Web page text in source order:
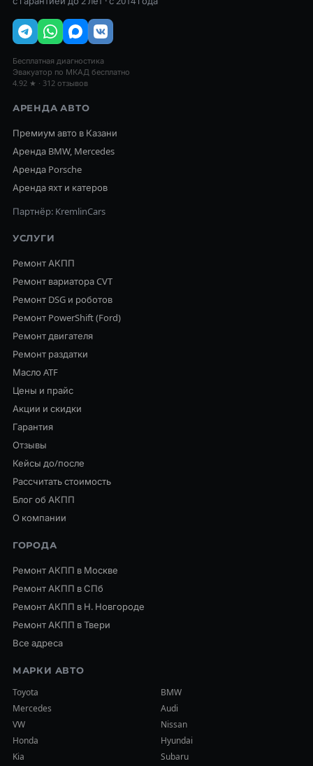
Бесплатная диагностика
Эвакуатор по МКАД бесплатно
4.92 ★ · 312 отзывов
АРЕНДА АВТО
Премиум авто в Казани
Аренда BMW, Mercedes
Аренда Porsche
Аренда яхт и катеров
Партнёр: KremlinCars
УСЛУГИ
Ремонт АКПП
Ремонт вариатора CVT
Ремонт DSG и роботов
Ремонт PowerShift (Ford)
Ремонт двигателя
Ремонт раздатки
Масло ATF
Цены и прайс
Акции и скидки
Гарантия
Отзывы
Кейсы до/после
Рассчитать стоимость
Блог об АКПП
О компании
ГОРОДА
Ремонт АКПП в Москве
Ремонт АКПП в СПб
Ремонт АКПП в Н. Новгороде
Ремонт АКПП в Твери
Все адреса
МАРКИ АВТО
Toyota
BMW
Mercedes
Audi
VW
Nissan
Honda
Hyundai
Kia
Subaru